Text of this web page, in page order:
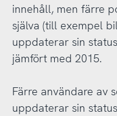
innehåll, men färre
själva (till exempel
uppdaterar sin
jämfört med 2015.
Färre användare av
uppdaterar sin